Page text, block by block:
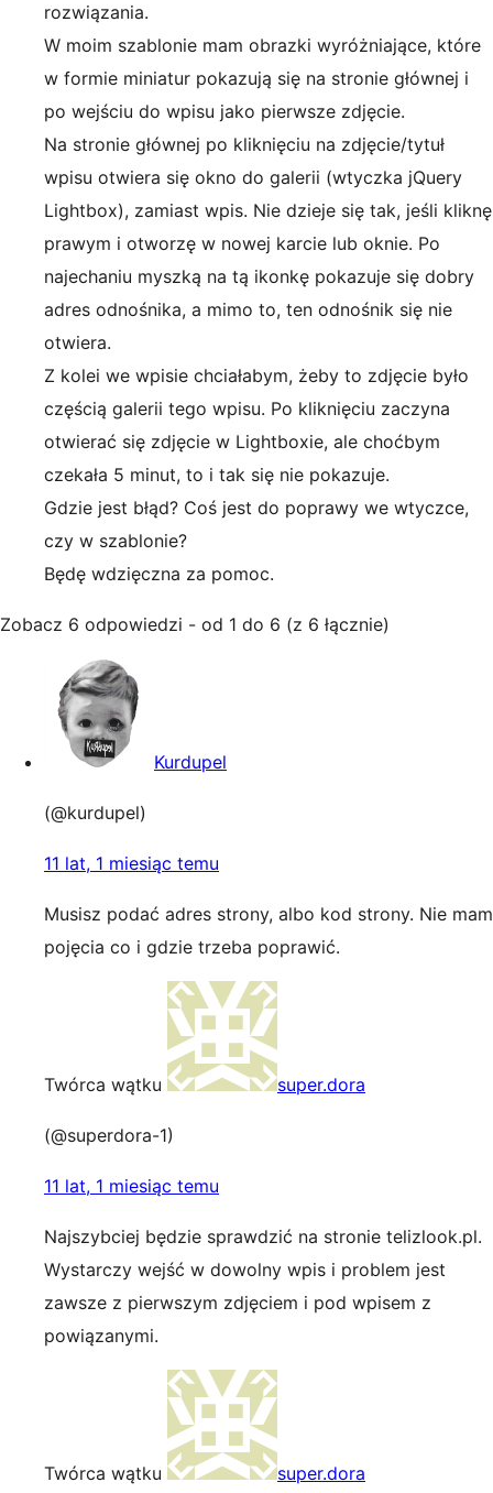
rozwiązania.
W moim szablonie mam obrazki wyróżniające, które
w formie miniatur pokazują się na stronie głównej i
po wejściu do wpisu jako pierwsze zdjęcie.
Na stronie głównej po kliknięciu na zdjęcie/tytuł
wpisu otwiera się okno do galerii (wtyczka jQuery
Lightbox), zamiast wpis. Nie dzieje się tak, jeśli kliknę
prawym i otworzę w nowej karcie lub oknie. Po
najechaniu myszką na tą ikonkę pokazuje się dobry
adres odnośnika, a mimo to, ten odnośnik się nie
otwiera.
Z kolei we wpisie chciałabym, żeby to zdjęcie było
częścią galerii tego wpisu. Po kliknięciu zaczyna
otwierać się zdjęcie w Lightboxie, ale choćbym
czekała 5 minut, to i tak się nie pokazuje.
Gdzie jest błąd? Coś jest do poprawy we wtyczce,
czy w szablonie?
Będę wdzięczna za pomoc.
Zobacz 6 odpowiedzi - od 1 do 6 (z 6 łącznie)
Kurdupel
(@kurdupel)
11 lat, 1 miesiąc temu
Musisz podać adres strony, albo kod strony. Nie mam
pojęcia co i gdzie trzeba poprawić.
Twórca wątku super.dora
(@superdora-1)
11 lat, 1 miesiąc temu
Najszybciej będzie sprawdzić na stronie telizlook.pl.
Wystarczy wejść w dowolny wpis i problem jest
zawsze z pierwszym zdjęciem i pod wpisem z
powiązanymi.
Twórca wątku super.dora